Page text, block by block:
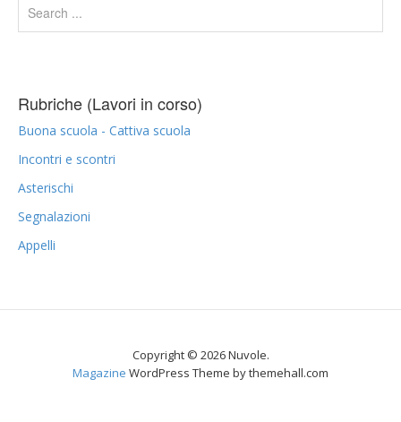
Rubriche (Lavori in corso)
Buona scuola - Cattiva scuola
Incontri e scontri
Asterischi
Segnalazioni
Appelli
Copyright © 2026 Nuvole.
Magazine WordPress Theme by themehall.com